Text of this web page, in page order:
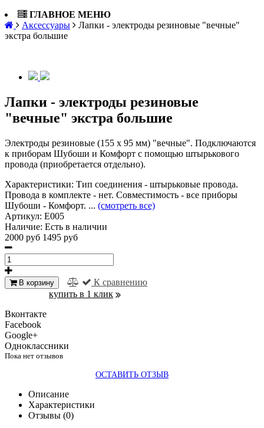
ГЛАВНОЕ МЕНЮ
Аксессуары
Лапки - электроды резиновые "вечные"
экстра большие
Лапки - электроды резиновые
"вечные" экстра большие
Электроды резиновые (155 х 95 мм) "вечные". Подключаются
к приборам Шубоши и Комфорт с помощью штырькового
провода (приобретается отдельно).
Характеристики: Тип соединения - штырьковые провода.
Провода в комплекте - нет. Совместимость - все приборы
Шубоши - Комфорт. ... (смотреть все)
Артикул: E005
Наличие: Есть в наличии
2000 руб 1495 руб
В корзину
К сравнению
купить в 1 клик
Вконтакте
Facebook
Google+
Одноклассники
Пока нет отзывов
ОСТАВИТЬ ОТЗЫВ
Описание
Характеристики
Отзывы (0)